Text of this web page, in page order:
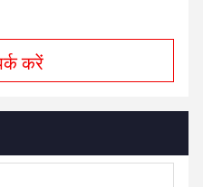
करें